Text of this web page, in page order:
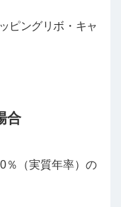
ピングリボ・キャ
合
％（実質年率）の